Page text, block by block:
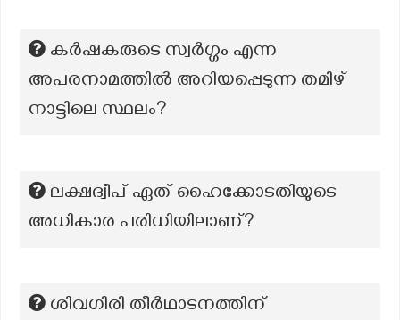
കർഷകരുടെ സ്വർഗ്ഗം എന്ന
അപരനാമത്തിൽ അറിയപ്പെടുന്ന തമിഴ്
നാട്ടിലെ സ്ഥലം?
ലക്ഷദ്വീപ് ഏത് ഹൈക്കോടതിയുടെ
അധികാര പരിധിയിലാണ്?
ശിവഗിരി തീർഥാടനത്തിന്